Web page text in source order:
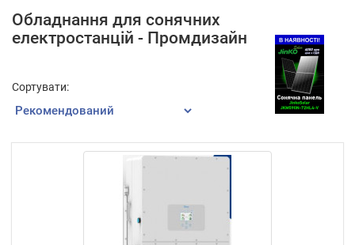
Обладнання для сонячних
електростанцій - Промдизайн
Сортувати: